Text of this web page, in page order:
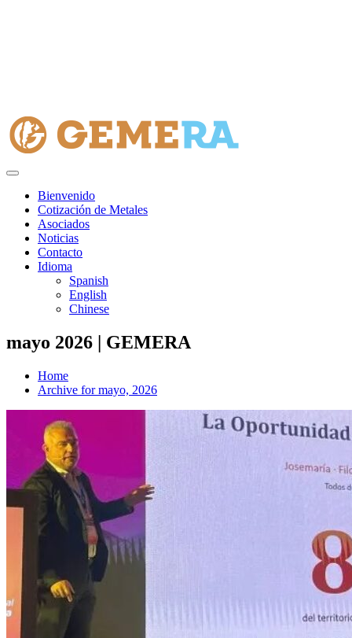
Bienvenido
Cotización de Metales
Asociados
Noticias
Contacto
Idioma
Spanish
English
Chinese
mayo 2026 | GEMERA
Home
Archive for mayo, 2026